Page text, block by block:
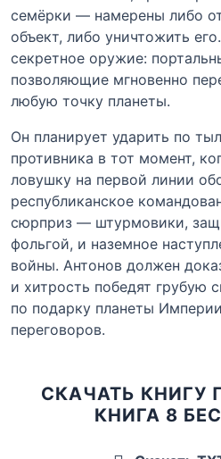
семёрки — намерены либо
объект, либо уничтожить
секретное оружие:
позволяющие мгновенно
любую точку планеты.
Он планирует ударить по
противника в тот момент,
ловушку на первой линии
республиканское
сюрприз — штурмовики,
фольгой, и наземное
войны. Антонов должен
и хитрость победят грубую
по подарку планеты
переговоров.
СКАЧАТЬ КНИГУ
КНИГА 8